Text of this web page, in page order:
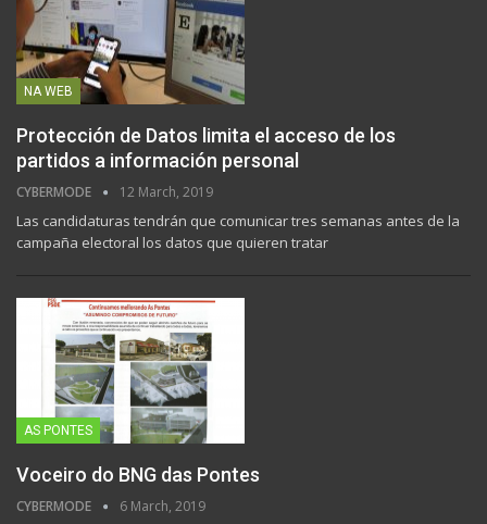
NA WEB
Protección de Datos limita el acceso de los
partidos a información personal
CYBERMODE 12 March, 2019
Las candidaturas tendrán que comunicar tres semanas antes de la
campaña electoral los datos que quieren tratar
AS PONTES
Voceiro do BNG das Pontes
CYBERMODE 6 March, 2019